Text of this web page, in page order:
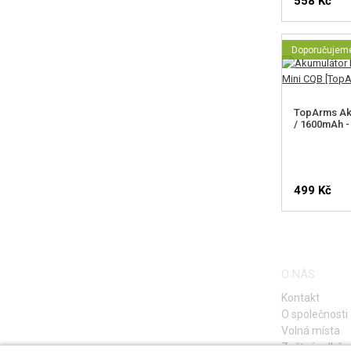
TopArms
/ 1600mAh
499 Kč
O NÁS
Kontakt
O společnosti
Volná místa
Zpětný odběr